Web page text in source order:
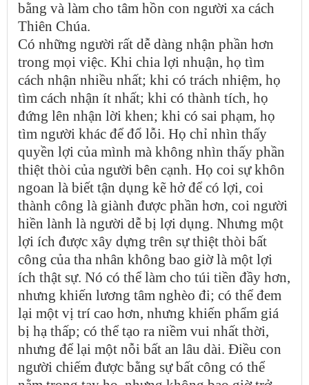
bằng và làm cho tâm hồn con người xa cách
Thiên Chúa.
Có những người rất dễ dàng nhận phần hơn
trong mọi việc. Khi chia lợi nhuận, họ tìm
cách nhận nhiều nhất; khi có trách nhiệm, họ
tìm cách nhận ít nhất; khi có thành tích, họ
đứng lên nhận lời khen; khi có sai phạm, họ
tìm người khác để đổ lỗi. Họ chỉ nhìn thấy
quyền lợi của mình mà không nhìn thấy phần
thiệt thòi của người bên cạnh. Họ coi sự khôn
ngoan là biết tận dụng kẽ hở để có lợi, coi
thành công là giành được phần hơn, coi người
hiền lành là người dễ bị lợi dụng. Nhưng một
lợi ích được xây dựng trên sự thiệt thòi bất
công của tha nhân không bao giờ là một lợi
ích thật sự. Nó có thể làm cho túi tiền đầy hơn,
nhưng khiến lương tâm nghèo đi; có thể đem
lại một vị trí cao hơn, nhưng khiến phẩm giá
bị hạ thấp; có thể tạo ra niềm vui nhất thời,
nhưng để lại một nỗi bất an lâu dài. Điều con
người chiếm được bằng sự bất công có thể